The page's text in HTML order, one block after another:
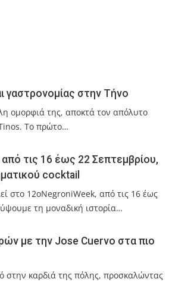
γαστρονομίας στην Τήνο
ομορφιά της, αποκτά τον απόλυτο
Το πρώτο…
τις 16 έως 22 Σεπτεμβρίου,
cocktail
στο 12oNegroniWeek, από τις 16 έως
τη μοναδική ιστορία…
με την Jose Cuervo στα πιο
στην καρδιά της πόλης, προσκαλώντας